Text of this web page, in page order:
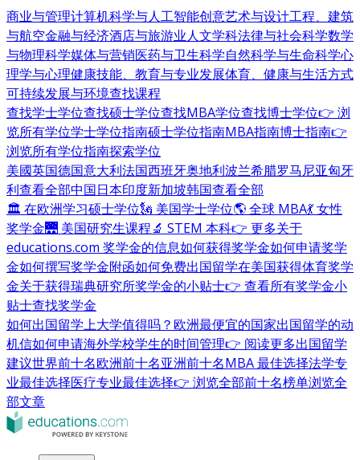
商业与管理计算机科学与人工智能创意艺术与设计工程、建筑
与航空金融与经济酒店与旅游业人文学科法律与社会科学数学
与物理科学媒体与营销医药与卫生科学自然科学与生命科学心
理学与心理健康技能、教育与专业发展体育、健康与生活方式
可持续发展与环境查找课程
查找学士学位查找硕士学位查找MBA学位查找博士学位👉 浏
览所有学位学士学位指南硕士学位指南MBA指南博士指南👉
浏览所有学位指南探索学位
美國英国德国意大利法国西班牙奥地利波兰希腊罗马尼亚匈牙
利查看全部中国日本印度新加坡韩国查看全部
🏛 在欧洲学习硕士学位🗽 美国学士学位🌎 全球 MBA💃 女性
奖学金🌉 美国研究生课程🔬 STEM 本科👉 更多关于
educations.com 奖学金的信息如何获得奖学金如何申请奖学
金如何撰写奖学金附函如何免费出国留学在美国获得体育奖学
金关于获得瑞典研究所奖学金的小贴士👉 查看所有奖学金小
贴士查找奖学金
如何出国留学上大学值得吗？ 欧洲最便宜的国家出国留学的动
机信如何申请海外学校学生的时间管理👉 阅读更多出国留学
建议世界前十名欧洲前十名亚洲前十名MBA 最佳选择法学专
业最佳选择医疗专业最佳选择👉 浏览全部前十名榜单浏览全
部文章